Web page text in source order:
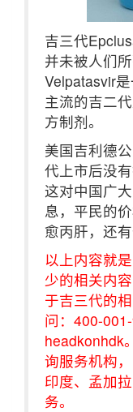
吉三代
并未被人们
Velpatasvir
主流的吉二
方制剂。
美国吉利德
代上市后没
这对中国广
息，平民的
愈丙肝，还
以上内容就
少的相关内
于吉三代的
问：400-
headkonhdk
询服务机构
印度、孟加
务。